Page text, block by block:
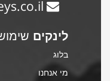
לינקים
בלוג
מי אנחנו